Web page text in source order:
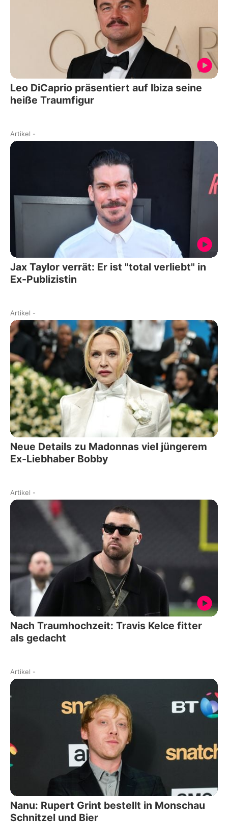
Leo DiCaprio präsentiert auf Ibiza seine
heiße Traumfigur
Artikel -
Jax Taylor verrät: Er ist "total verliebt" in
Ex-Publizistin
Artikel -
Neue Details zu Madonnas viel jüngerem
Ex-Liebhaber Bobby
Artikel -
Nach Traumhochzeit: Travis Kelce fitter
als gedacht
Artikel -
Nanu: Rupert Grint bestellt in Monschau
Schnitzel und Bier